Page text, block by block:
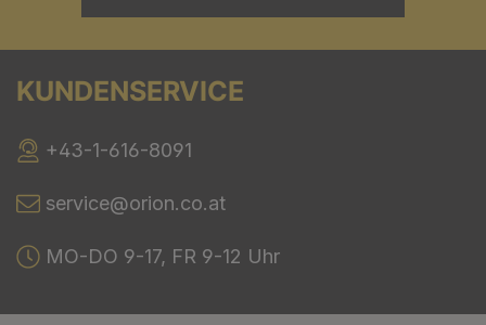
KUNDENSERVICE
+43-1-616-8091
service@orion.co.at
MO-DO 9-17, FR 9-12 Uhr